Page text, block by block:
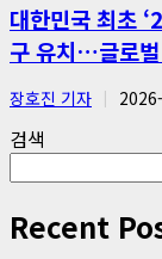
대한민국 최초
구 유치…글로
장호진 기자
검색
Recent